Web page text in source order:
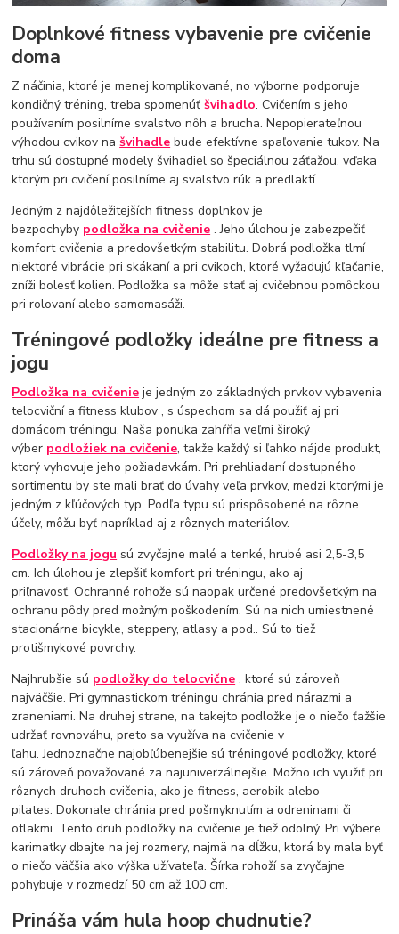
Doplnkové fitness vybavenie pre cvičenie
doma
Z náčinia, ktoré je menej komplikované, no výborne podporuje
kondičný tréning, treba spomenúťšvihadlo. Cvičením s jeho
používaním posilníme svalstvo nôh a brucha. Nepopierateľnou
výhodou cvikov našvihadle bude efektívne spaľovanie tukov. Na
trhu sú dostupné modely švihadiel so špeciálnou záťažou, vďaka
ktorým pri cvičení posilníme aj svalstvo rúk a predlaktí.
Jedným z najdôležitejších fitness doplnkov je
bezpochyby podložka na cvičenie . Jeho úlohou je zabezpečiť
komfort cvičenia a predovšetkým stabilitu. Dobrá podložka tlmí
niektoré vibrácie pri skákaní a pri cvikoch, ktoré vyžadujú kľačanie,
zníži bolesť kolien. Podložka sa môže stať aj cvičebnou pomôckou
pri rolovaní alebo samomasáži.
Tréningové podložky ideálne pre fitness a
jogu
Podložka na cvičenie je jedným zo základných prvkov vybavenia
telocviční a fitness klubov , s úspechom sa dá použiť aj pri
domácom tréningu. Naša ponuka zahŕňa veľmi široký
výber podložiek na cvičenie, takže každý si ľahko nájde produkt,
ktorý vyhovuje jeho požiadavkám. Pri prehliadaní dostupného
sortimentu by ste mali brať do úvahy veľa prvkov, medzi ktorými je
jedným z kľúčových typ. Podľa typu sú prispôsobené na rôzne
účely, môžu byť napríklad aj z rôznych materiálov.
Podložky na jogu sú zvyčajne malé a tenké, hrubé asi 2,5-3,5
cm. Ich úlohou je zlepšiť komfort pri tréningu, ako aj
priľnavosť. Ochranné rohože sú naopak určené predovšetkým na
ochranu pôdy pred možným poškodením. Sú na nich umiestnené
stacionárne bicykle, steppery, atlasy a pod.. Sú to tiež
protišmykové povrchy.
Najhrubšie sú podložky do telocvične , ktoré sú zároveň
najväčšie. Pri gymnastickom tréningu chránia pred nárazmi a
zraneniami. Na druhej strane, na takejto podložke je o niečo ťažšie
udržať rovnováhu, preto sa využíva na cvičenie v
ľahu. Jednoznačne najobľúbenejšie sú tréningové podložky, ktoré
sú zároveň považované za najuniverzálnejšie. Možno ich využiť pri
rôznych druhoch cvičenia, ako je fitness, aerobik alebo
pilates. Dokonale chránia pred pošmyknutím a odreninami či
otlakmi. Tento druh podložky na cvičenie je tiež odolný. Pri výbere
karimatky dbajte na jej rozmery, najmä na dĺžku, ktorá by mala byť
o niečo väčšia ako výška užívateľa. Šírka rohoží sa zvyčajne
pohybuje v rozmedzí 50 cm až 100 cm.
Prináša vám hula hoop chudnutie?